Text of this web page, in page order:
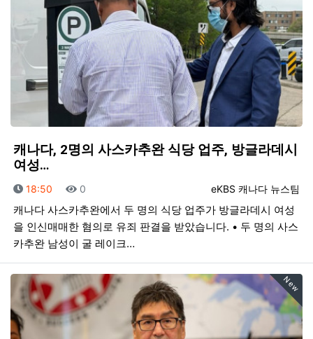
캐나다, 2명의 사스카추완 식당 업주, 방글라데시
여성…
등록자
eKBS 캐나다 뉴스팀
등록일
18:50 조회
0
캐나다 사스카추완에서 두 명의 식당 업주가 방글라데시 여성
을 인신매매한 혐의로 유죄 판결을 받았습니다. • 두 명의 사스
카추완 남성이 굴 레이크…
New